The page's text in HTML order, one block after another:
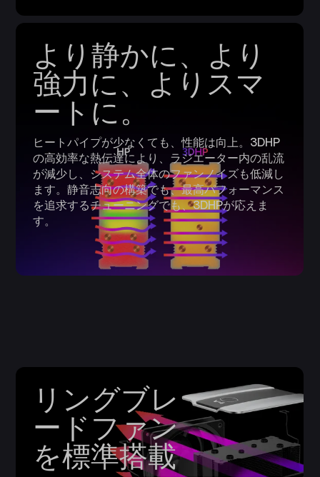
より静かに、より
強力に、よりスマ
ートに。
ヒートパイプが少なくても、性能は向上。3DHP
の高効率な熱伝達により、ラジエーター内の乱流
が減少し、システム全体のファンノイズも低減し
ます。静音志向の構築でも、最高パフォーマンス
を追求するチューニングでも、3DHPが応えま
す。
リングブレ
ードファン
を標準搭載